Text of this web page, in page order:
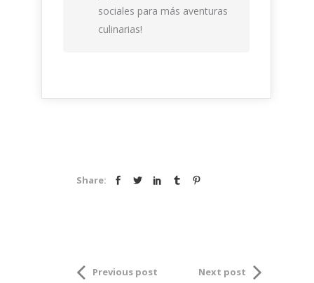
sociales para más aventuras
culinarias!
Share:
Previous post Next post